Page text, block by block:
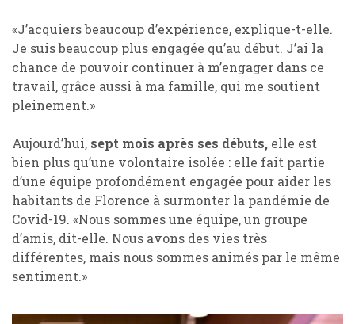
«J’acquiers beaucoup d’expérience, explique-t-elle.
Je suis beaucoup plus engagée qu’au début. J’ai la
chance de pouvoir continuer à m’engager dans ce
travail, grâce aussi à ma famille, qui me soutient
pleinement.»
Aujourd’hui, sept mois après ses débuts, elle est
bien plus qu’une volontaire isolée : elle fait partie
d’une équipe profondément engagée pour aider les
habitants de Florence à surmonter la pandémie de
Covid-19. «Nous sommes une équipe, un groupe
d’amis, dit-elle. Nous avons des vies très
différentes, mais nous sommes animés par le même
sentiment.»